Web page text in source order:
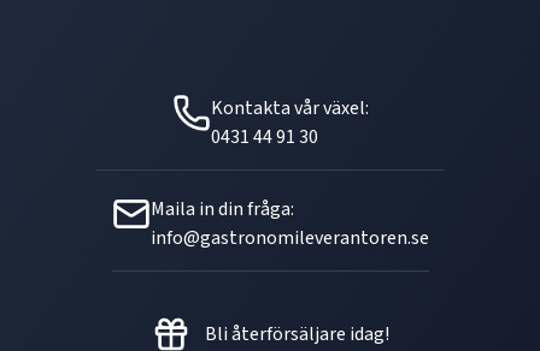
Kontakta vår växel:
0431 44 91 30
Maila in din fråga:
info@gastronomileverantoren.se
Bli återförsäljare idag!